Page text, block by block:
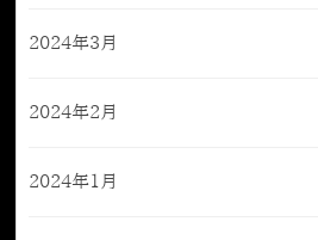
2024年3月
2024年2月
2024年1月